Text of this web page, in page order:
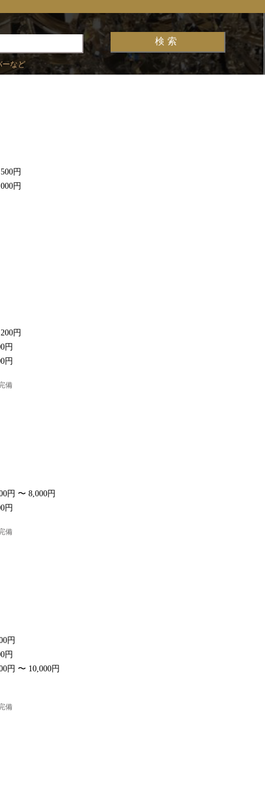
ーなど
円
円
円
円
円
備
円 〜 8,000円
円
備
円
円
円 〜 10,000円
備